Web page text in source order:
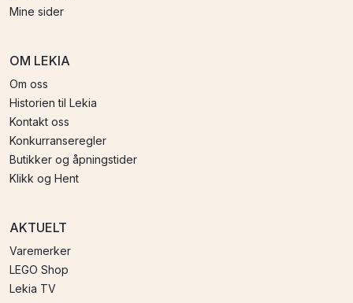
Mine sider
OM LEKIA
Om oss
Historien til Lekia
Kontakt oss
Konkurranseregler
Butikker og åpningstider
Klikk og Hent
AKTUELT
Varemerker
LEGO Shop
Lekia TV